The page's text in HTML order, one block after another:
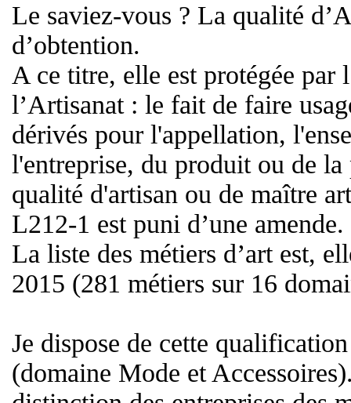
Le saviez-vous ? La qualité
d’obtention.
A ce titre, elle est protégée par
l’Artisanat : le fait de faire
dérivés pour l'appellation,
l'entreprise, du produit ou de la
qualité d'artisan ou de maître
L212-1 est puni d’une amende.
La liste des métiers d’art est,
2015 (281 métiers sur 16
Je dispose de cette
(domaine Mode et